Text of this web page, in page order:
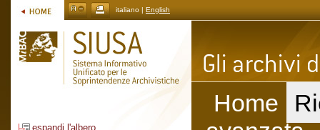
italiano | English
espandi l'albero
Home